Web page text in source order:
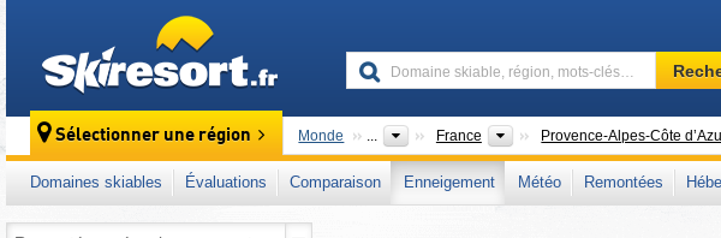
Domaine
skiable,
mots-
clés…
Sélectionner une région Monde ... France PaysProvence-Alpes-Côte
Domaines skiables Évaluations Comparaison Enneigement Météo Remontées